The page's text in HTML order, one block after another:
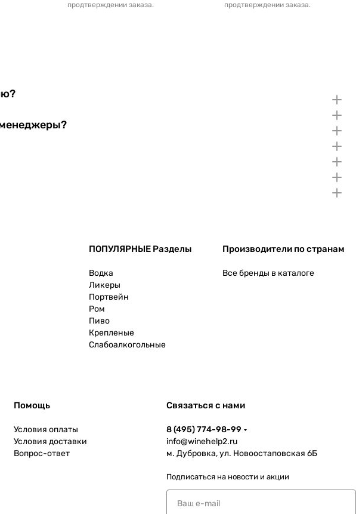
продтверждении заказа.
продтверждении заказа.
ПОПУЛЯРНЫЕ Разделы
Водка
Ликеры
Портвейн
Ром
Пиво
Крепленые
Слабоалкогольные
Производители по странам
Все бренды в каталоге
Помощь
Условия оплаты
Условия доставки
Вопрос-ответ
Связаться с нами
8 (495) 774-98-99
info@winehelp2.ru
м. Дубровка, ул. Новоостаповская 6Б
Подписаться на новости и акции